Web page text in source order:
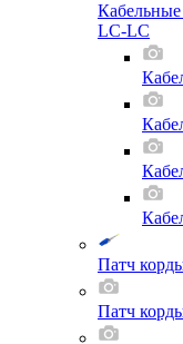
LC-LC
Патч
Патч